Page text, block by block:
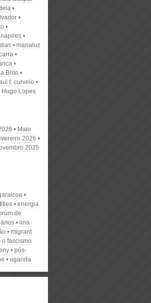
marialuz
Brito
f. curvelo
Hugo Lopes
Maio
2026
2025
energia
de
lina
migrant
o fascismo
pós-
uganda